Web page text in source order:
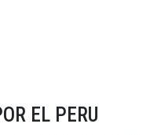
EL PERU